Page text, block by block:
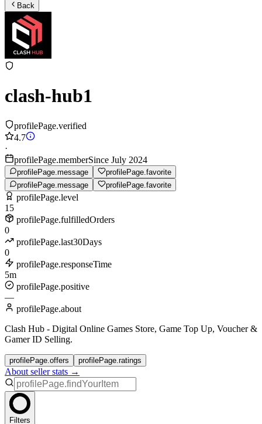
Back
clash-hub1
profilePage.verified
4.7
·
profilePage.memberSince July 2024
profilePage.message
profilePage.favorite
profilePage.message
profilePage.favorite
profilePage.level
15
profilePage.fulfilledOrders
0
profilePage.last30Days
0
profilePage.responseTime
5m
profilePage.positive
—
profilePage.about
Clash Hub - Digital Online Games Store, Game Top Up, Voucher &
Gamer ID Selling.
profilePage.offers profilePage.ratings
About seller stats →
Filters